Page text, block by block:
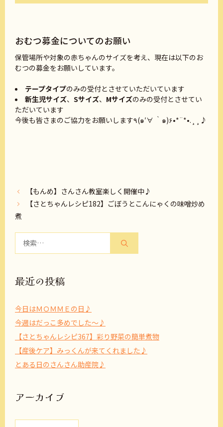
おむつ募金についてのお願い
保管場所や対象の赤ちゃんのサイズを考え、現在は以下のお
むつの募金をお願いしています。
テープタイプのみの受付とさせていただいています
新生児サイズ、 Sサイズ、 Mサイズのみの受付とさせてい
ただいています
今後も皆さまのご協力をお願いします٩(๑′∀ ‵๑)۶•*¨*•.¸¸♪
【もんめ】さんさん教室楽しく開催中♪
【さとちゃんレシピ182】ごぼうとこんにゃくの味噌炒め
煮
最近の投稿
今日はＭＯＭＭＥの日♪
今週はだっこ多めでした～♪
【さとちゃんレシピ367】彩り野菜の簡単煮物
【産後ケア】みっくんが来てくれました♪
とある日のさんさん助産院♪
アーカイブ